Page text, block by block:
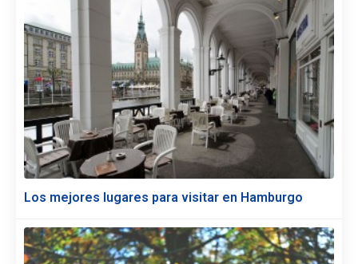
Los mejores lugares para visitar en Hamburgo